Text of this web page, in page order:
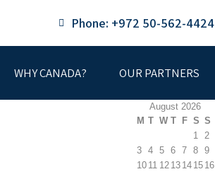
Phone: +972 50-562-4424
WHY CANADA? OUR PARTNERS
August 2026
M T W T F S S
1
2
3
4 5 6 7 8
9
10 11 12 13 14 15 16